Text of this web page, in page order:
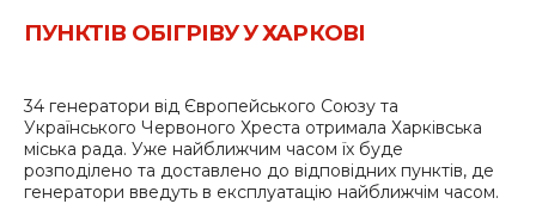
ПУНКТІВ ОБІГРІВУ У ХАРКОВІ
34 генератори від Європейського Союзу та
Українського Червоного Хреста отримала Харківська
міська рада. Уже найближчим часом їх буде
розподілено та доставлено до відповідних пунктів, де
генератори введуть в експлуатацію найближчім часом.